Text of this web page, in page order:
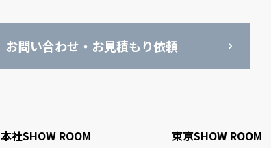
お問い合わせ・お見積もり依頼
本社SHOW ROOM 東京SHOW ROOM